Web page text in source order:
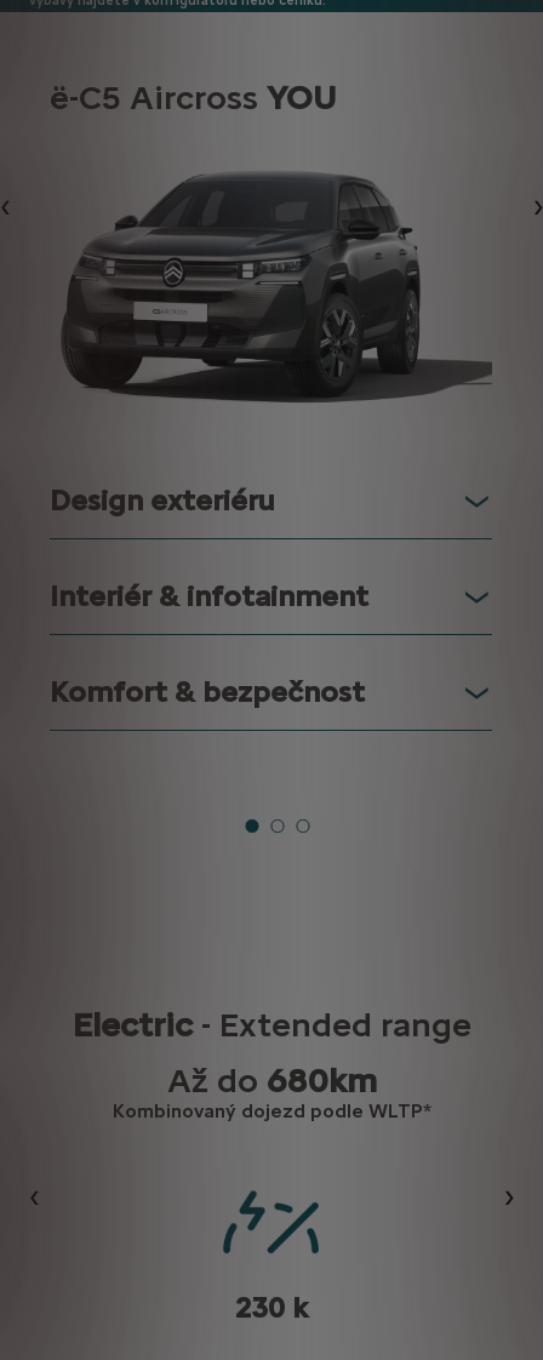
Předchozí
ë-C5 Aircross YOU
Design exteriéru
Interiér & infotainment
Komfort & bezpečnost
Electric- Extended range
Až do 680km
Kombinovaný dojezd podle WLTP*
Předchozí
230 k